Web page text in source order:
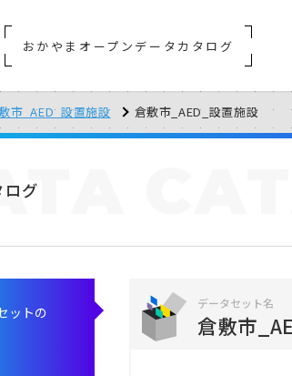
おかやまオープンデータカタログ
市_AED_設置施設 倉敷市_AED_設置施設
グ
データセット名
倉敷市
ットの